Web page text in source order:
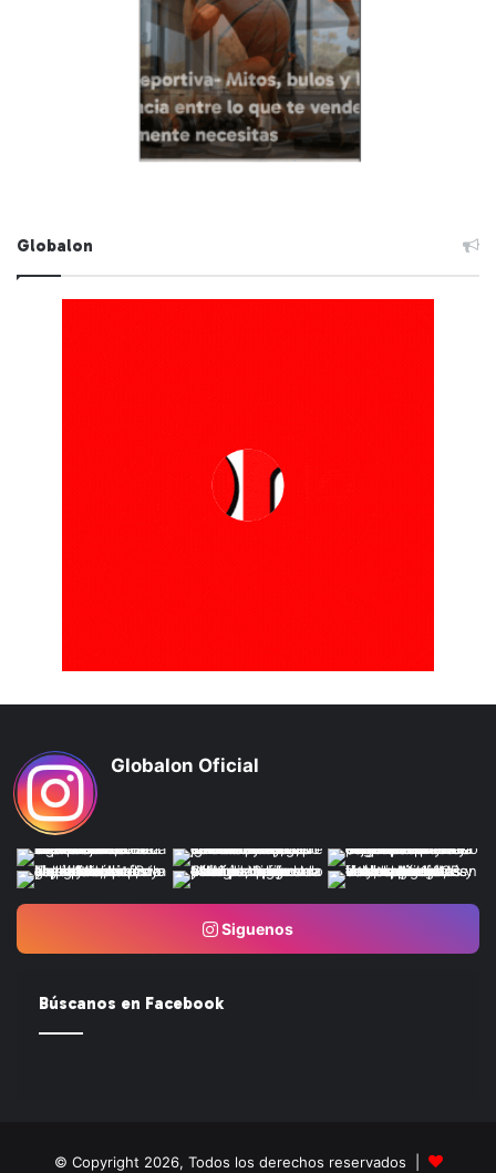
Globalon
Globalon Oficial
Siguenos
Búscanos en Facebook
© Copyright 2026, Todos los derechos reservados |